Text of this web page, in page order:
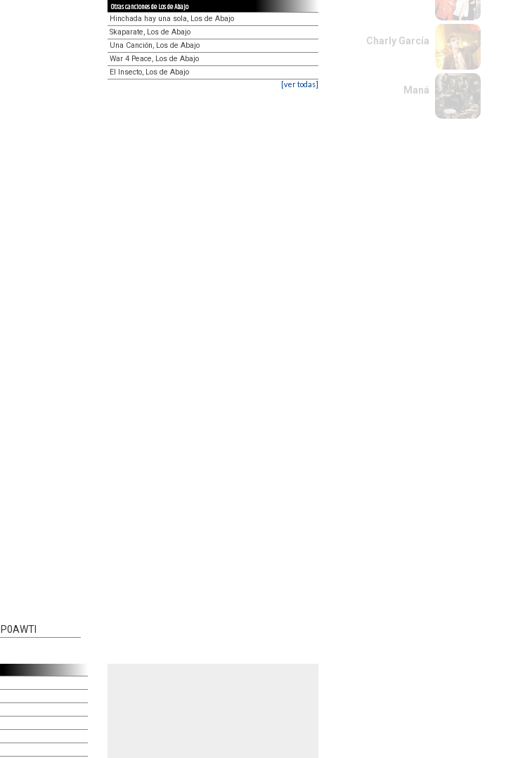
Otras canciones de Los de Abajo
Hinchada hay una sola, Los de Abajo
Skaparate, Los de Abajo
Una Canción, Los de Abajo
War 4 Peace, Los de Abajo
El Insecto, Los de Abajo
[ver todas]
Charly García
Maná